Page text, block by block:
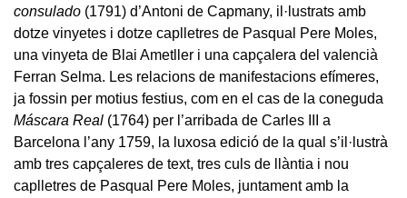
consulado (1791) d’Antoni de Capmany, il·lustrats amb
dotze vinyetes i dotze caplletres de Pasqual Pere Moles,
una vinyeta de Blai Ametller i una capçalera del valencià
Ferran Selma. Les relacions de manifestacions efímeres,
ja fossin per motius festius, com en el cas de la coneguda
Máscara Real (1764) per l’arribada de Carles III a
Barcelona l’any 1759, la luxosa edició de la qual s’il·lustrà
amb tres capçaleres de text, tres culs de llàntia i nou
caplletres de Pasqual Pere Moles, juntament amb la